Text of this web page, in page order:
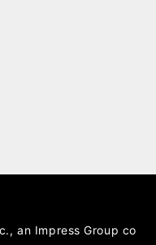
an Impress Group co